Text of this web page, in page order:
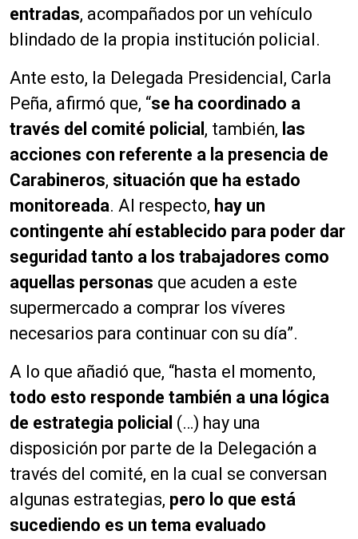
entradas, acompañados por un vehículo
blindado de la propia institución policial.
Ante esto, la Delegada Presidencial, Carla
Peña, afirmó que, “se ha coordinado a
través del comité policial , también, las
acciones con referente a la presencia de
Carabineros, situación que ha estado
monitoreada. Al respecto, hay un
contingente ahí establecido para poder dar
seguridad tanto a los trabajadores como
aquellas personas que acuden a este
supermercado a comprar los víveres
necesarios para continuar con su día”.
A lo que añadió que, “hasta el momento,
todo esto responde también a una lógica
de estrategia policial (…) hay una
disposición por parte de la Delegación a
través del comité, en la cual se conversan
algunas estrategias, pero lo que está
sucediendo es un tema evaluado